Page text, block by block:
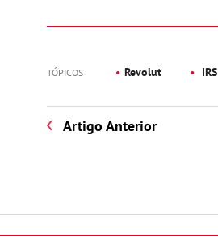
TÓPICOS Revolut IRS
Artigo Anterior